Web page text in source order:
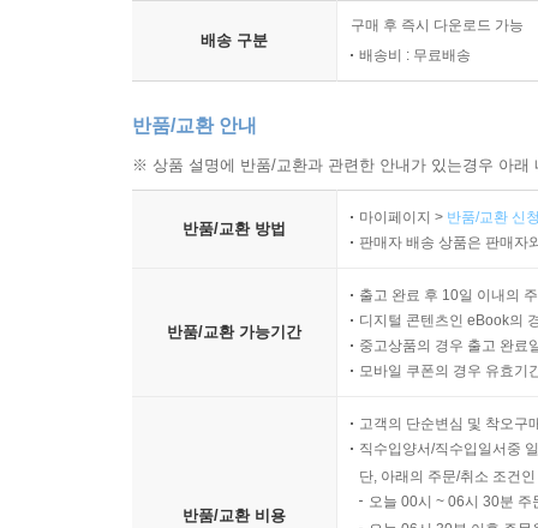
배송 구분
구매 후 즉시 다운로드 가능
배송비 : 무료배송
반품/교환 안내
※ 상품 설명에 반품/교환과 관련한 안내가 있는경우 아
반품/교환 방법
마이페이지 > 반품/교환 신
판매자 배송 상품은 판매자
반품/교환 가능기간
출고 완료 후 10일 이내의
디지털 콘텐츠인 eBook의
중고상품의 경우 출고 완료
모바일 쿠폰의 경우 유효기
반품/교환 비용
고객의 단순변심 및 착오구
직수입양서/직수입일서중
단, 아래의 주문/취소 조건
오늘 00시 ~ 06시 30분